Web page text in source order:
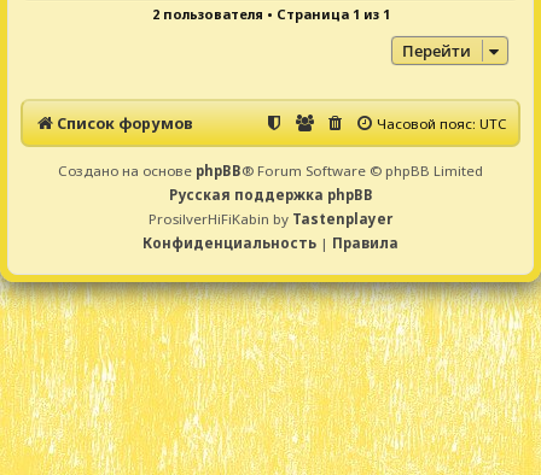
2 пользователя • Страница 1 из 1
Перейти
Список форумов Часовой пояс:UTC
Создано на основе phpBB® Forum Software © phpBB Limited
Русская поддержка phpBB
ProsilverHiFiKabin by Tastenplayer
Конфиденциальность | Правила